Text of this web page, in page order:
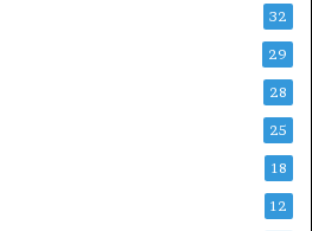
32
29
28
25
18
12